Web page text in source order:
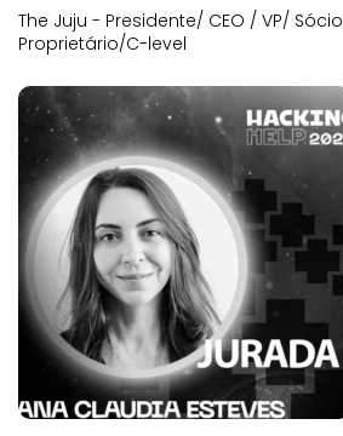
The Juju - Presidente/ CEO / VP/ Sócio
Proprietário/C-level